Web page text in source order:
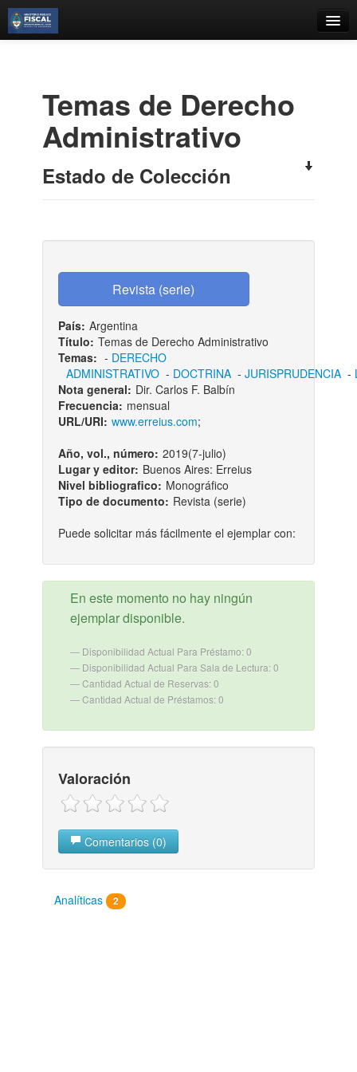
Estantes Virtuales
Contacto
Temas de Derecho
Administrativo
Estado de Colección
País: Argentina
Título: Temas de Derecho Administrativo
Temas: - DERECHO
ADMINISTRATIVO- DOCTRINA- JURISPRUDENCIA-
Nota general: Dir. Carlos F. Balbín
Frecuencia: mensual
URL/URI: www.erreius.com;
Año, vol., número: 2019(7-julio)
Lugar y editor: Buenos Aires: Erreius
Nivel bibliografico: Monográfico
Tipo de documento: Revista (serie)
Puede solicitar más fácilmente el ejemplar con:
En este momento no hay ningún
ejemplar disponible.
Disponibilidad Actual Para Préstamo: 0
Disponibilidad Actual Para Sala de Lectura: 0
Cantidad Actual de Reservas: 0
Cantidad Actual de Préstamos: 0
Valoración
Comentarios (0)
Analíticas 2